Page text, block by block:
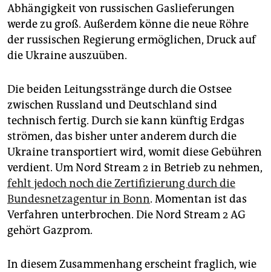
Abhängigkeit von russischen Gaslieferungen
werde zu groß. Außerdem könne die neue Röhre
der russischen Regierung ermöglichen, Druck auf
die Ukraine auszuüben.
Die beiden Leitungsstränge durch die Ostsee
zwischen Russland und Deutschland sind
technisch fertig. Durch sie kann künftig Erdgas
strömen, das bisher unter anderem durch die
Ukraine transportiert wird, womit diese Gebühren
verdient. Um Nord Stream 2 in Betrieb zu nehmen,
fehlt jedoch noch die Zertifizierung durch die
Bundesnetzagentur in Bonn. Momentan ist das
Verfahren unterbrochen. Die Nord Stream 2 AG
gehört Gazprom.
In diesem Zusammenhang erscheint fraglich, wie